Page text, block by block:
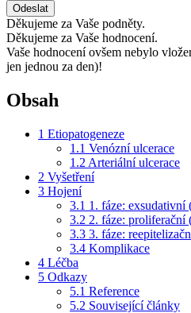
Odeslat
Děkujeme za Vaše podněty.
Děkujeme za Vaše hodnocení.
Vaše hodnocení ovšem nebylo
jen jednou za den)!
Obsah
1 Etiopatogeneze
1.1 Venózní ulcerace
1.2 Arteriální ulcerace
2 Vyšetření
3 Hojení
3.1 1. fáze: exsudativní
3.2 2. fáze: proliferační
3.3 3. fáze:
3.4 Komplikace
4 Léčba
5 Odkazy
5.1 Reference
5.2 Související články